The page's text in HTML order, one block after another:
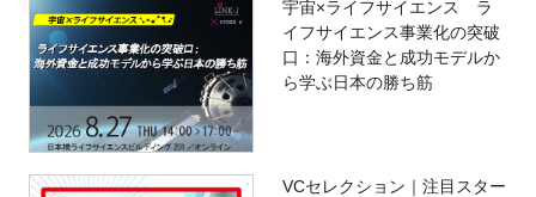
宇宙×ライフサイエンス ラ
イフサイエンス事業化の突破
口：海外資金と成功モデルか
ら学ぶ日本の勝ち筋
VCセレクション｜注目スター